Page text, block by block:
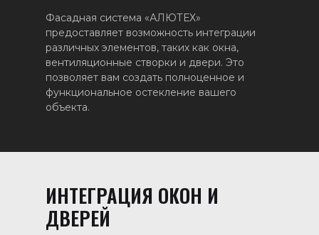
Фасадная система «АЛЮТЕХ»
предоставляет возможность интеграции
различных элементов, таких как окна,
вентиляционные створки и двери. Это
позволяет вам создать полноценное и
функциональное остекление вашего
объекта.
ИНТЕГРАЦИЯ ОКОН И
ДВЕРЕЙ